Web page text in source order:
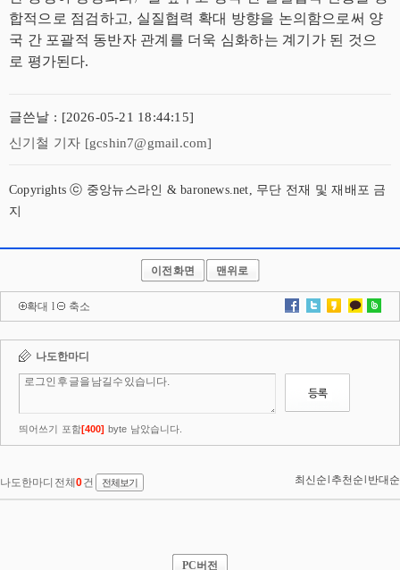
합적으로 점검하고, 실질협력 확대 방향을 논의함으로써 양
국 간 포괄적 동반자 관계를 더욱 심화하는 계기가 된 것으
로 평가된다.
글쓴날 : [2026-05-21 18:44:15]
신기철 기자 [gcshin7@gmail.com]
Copyrights ⓒ 중앙뉴스라인 & baronews.net, 무단 전재 및 재배포 금
지
이전화면 맨위로
확대 l 축소
PC버전